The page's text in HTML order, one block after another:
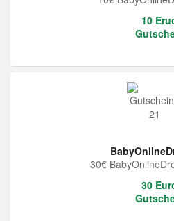
10
30€
30